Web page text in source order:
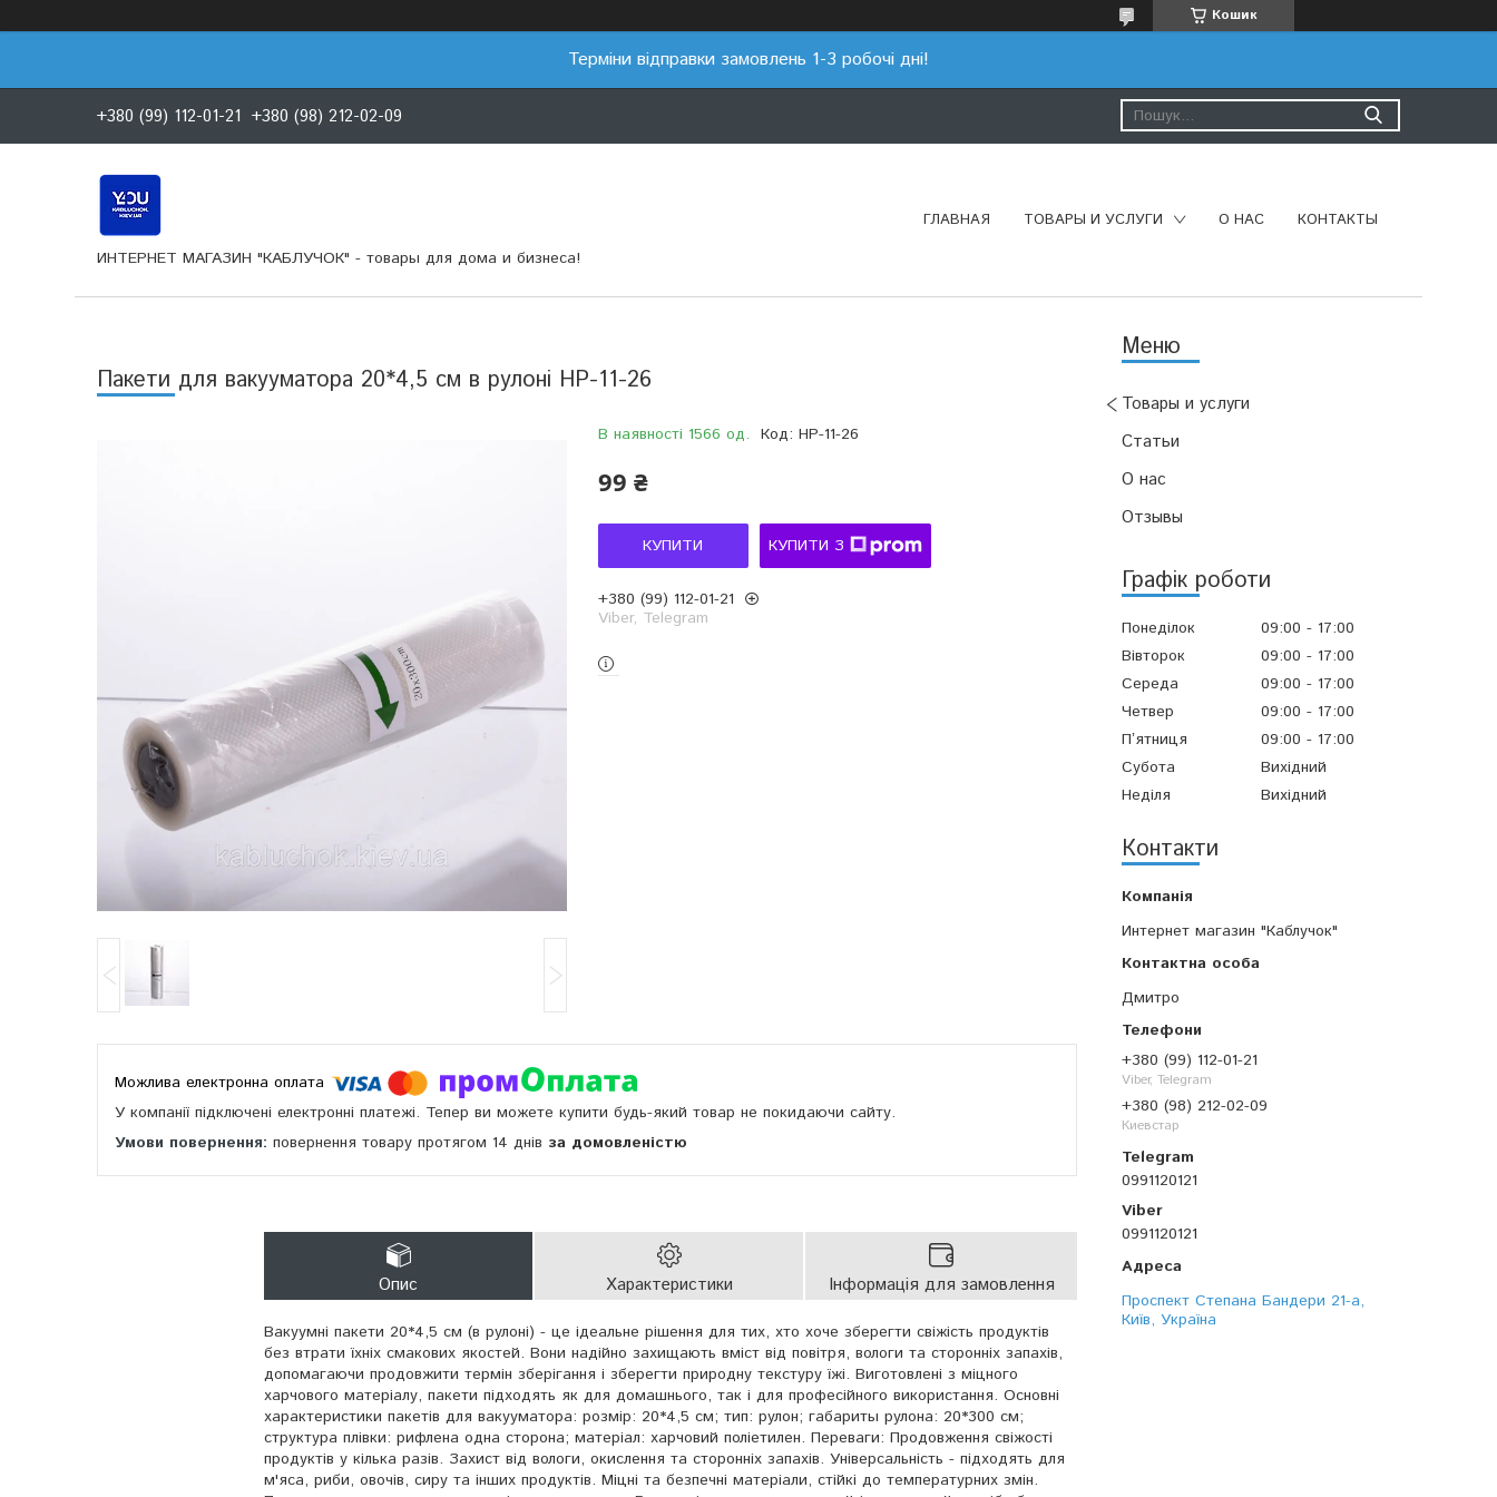
Кошик
Терміни відправки замовлень 1-3 робочі дні!
+380 (99) 112-01-21 +380 (98) 212-02-09
ИНТЕРНЕТ МАГАЗИН "КАБЛУЧОК" - товары для дома и бизнеса!
ГЛАВНАЯ ТОВАРЫ И УСЛУГИ О НАС КОНТАКТЫ
Товары и услуги
Статьи
О нас
Отзывы
Графік роботи
Понеділок 09:00
17:00
Вівторок
09:00
17:00
Середа
09:00
17:00
Четвер
09:00
17:00
Пʼятниця
09:00
17:00
Субота
Вихідний
Неділя
Вихідний
Контакти
Интернет магазин "Каблучок"
Дмитро
+380 (99) 112-01-21
Viber, Telegram
+380 (98) 212-02-09
Киевстар
0991120121
0991120121
Проспект Степана Бандери 21-а,
Київ, Україна
Пакети для вакууматора 20*4,5 см в рулоні HP-11-26
В наявності 1566 од. Код: HP-11-26
99 ₴
КУПИТИ КУПИТИ З
+380 (99) 112-01-21
Viber, Telegram
У компанії підключені електронні платежі. Тепер ви можете купити будь-який товар не покидаючи сайту.
повернення товару протягом 14 днів за домовленістю
Опис Характеристики Інформація для замовлення
Вакуумні пакети 20*4,5 см (в рулоні) - це ідеальне рішення для тих, хто хоче зберегти свіжість продуктів
без втрати їхніх смакових якостей. Вони надійно захищають вміст від повітря, вологи та сторонніх запахів,
допомагаючи продовжити термін зберігання і зберегти природну текстуру їжі. Виготовлені з міцного
харчового матеріалу, пакети підходять як для домашнього, так і для професійного використання. Основні
характеристики пакетів для вакууматора: розмір: 20*4,5 см; тип: рулон; габариты рулона: 20*300 см;
структура плівки: рифлена одна сторона; матеріал: харчовий поліетилен. Переваги: Продовження свіжості
продуктів у кілька разів. Захист від вологи, окислення та сторонніх запахів. Універсальність - підходять для
м'яса, риби, овочів, сиру та інших продуктів. Міцні та безпечні матеріали, стійкі до температурних змін.